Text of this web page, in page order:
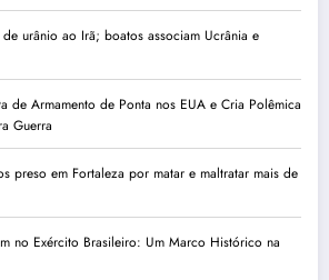
de urânio ao Irã; boatos associam Ucrânia e
de Armamento de Ponta nos EUA e Cria Polêmica
Guerra
preso em Fortaleza por matar e maltratar mais de
no Exército Brasileiro: Um Marco Histórico na